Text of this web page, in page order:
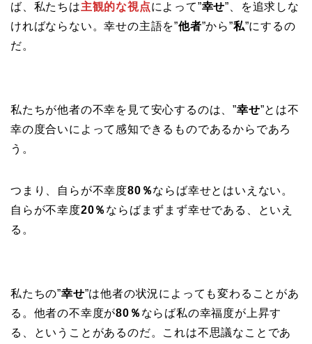
ば、私たちは主観的な視点によって”幸せ”、を追求しな
ければならない。幸せの主語を”他者”から”私”にするの
だ。
私たちが他者の不幸を見て安心するのは、”幸せ”とは不
幸の度合いによって感知できるものであるからであろ
う。
つまり、自らが不幸度80％ならば幸せとはいえない。
自らが不幸度20％ ならばまずまず幸せである、といえ
る。
私たちの”幸せ”は他者の状況によっても変わることがあ
る。他者の不幸度が80％ ならば私の幸福度が上昇す
る、ということがあるのだ。これは不思議なことであ